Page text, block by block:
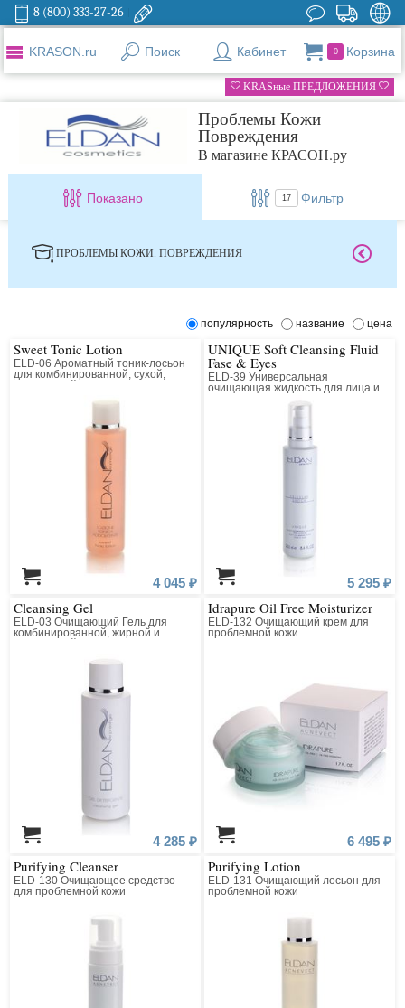
8 (800) 333-27-26
KRASON.ru Поиск Кабинет 0 Корзина
KRASные ПРЕДЛОЖЕНИЯ
Проблемы Кожи
Повреждения
В магазине КРАСОН.ру
Показано 17 Фильтр
ПРОБЛЕМЫ КОЖИ. ПОВРЕЖДЕНИЯ
популярность название цена
Sweet Tonic Lotion
ELD-06 Ароматный тоник-лосьон
для комбинированной, сухой,
4 045 ₽
UNIQUE Soft Cleansing Fluid
Fase & Eyes
ELD-39 Универсальная
очищающая жидкость для лица и
5 295 ₽
Cleansing Gel
ELD-03 Очищающий Гель для
комбинированной, жирной и
4 285 ₽
Idrapure Oil Free Moisturizer
ELD-132 Очищающий крем для
проблемной кожи
6 495 ₽
Purifying Cleanser
ELD-130 Очищающее средство
для проблемной кожи
Purifying Lotion
ELD-131 Очищающий лосьон для
проблемной кожи